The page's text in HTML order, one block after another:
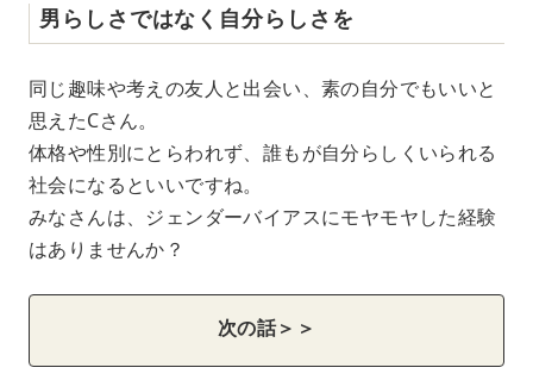
男らしさではなく自分らしさを
同じ趣味や考えの友人と出会い、素の自分でもいいと
思えたCさん。
体格や性別にとらわれず、誰もが自分らしくいられる
社会になるといいですね。
みなさんは、ジェンダーバイアスにモヤモヤした経験
はありませんか？
次の話＞＞